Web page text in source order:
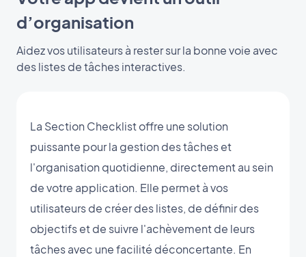
d’organisation
Aidez vos utilisateurs à rester sur la bonne voie avec
des listes de tâches interactives.
La Section Checklist offre une solution
puissante pour la gestion des tâches et
l'organisation quotidienne, directement au sein
de votre application. Elle permet à vos
utilisateurs de créer des listes, de définir des
objectifs et de suivre l'achèvement de leurs
tâches avec une facilité déconcertante. En